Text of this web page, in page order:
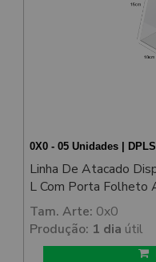
0X0 - 05 Unidades |
Linha De Atacado
L Com Porta Folheto Acrílico Transparente 2mm
100x150mm
Tam. Arte: 0x0
Produção: 1 dia útil